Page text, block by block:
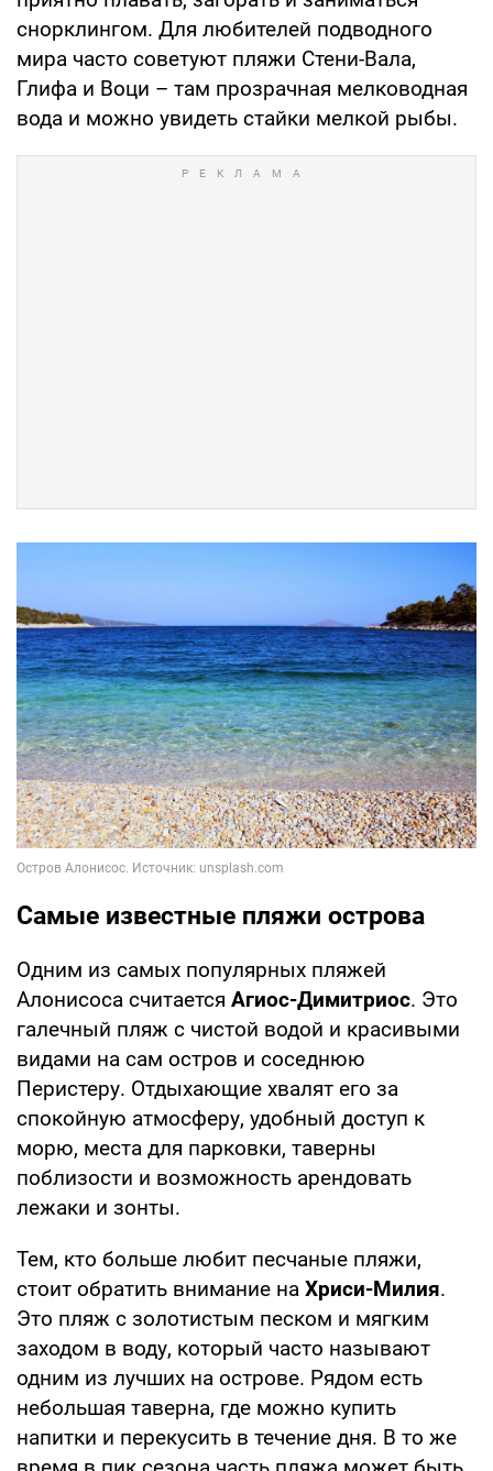
снорклингом. Для любителей подводного
мира часто советуют пляжи Стени-Вала,
Глифа и Воци – там прозрачная мелководная
вода и можно увидеть стайки мелкой рыбы.
Самые известные пляжи острова
Одним из самых популярных пляжей
Алонисоса считается Агиос-Димитриос. Это
галечный пляж с чистой водой и красивыми
видами на сам остров и соседнюю
Перистеру. Отдыхающие хвалят его за
спокойную атмосферу, удобный доступ к
морю, места для парковки, таверны
поблизости и возможность арендовать
лежаки и зонты.
Тем, кто больше любит песчаные пляжи,
стоит обратить внимание на Хриси-Милия.
Это пляж с золотистым песком и мягким
заходом в воду, который часто называют
одним из лучших на острове. Рядом есть
небольшая таверна, где можно купить
напитки и перекусить в течение дня. В то же